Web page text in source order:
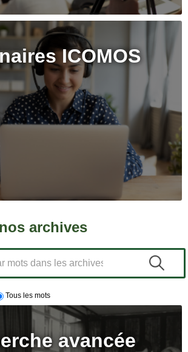
ICOMOS
archives
Tous les mots
avancée